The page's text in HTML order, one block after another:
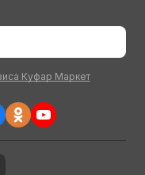
Куфар Маркет